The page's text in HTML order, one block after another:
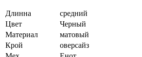
Длинна
средний
Цвет
Черный
Материал
матовый
Крой
оверсайз